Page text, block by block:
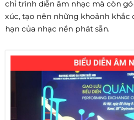
chỉ trình diễn âm nhạc mà còn
xúc, tạo nên những khoảnh khắc
hạn của nhạc nền phát sẵn.